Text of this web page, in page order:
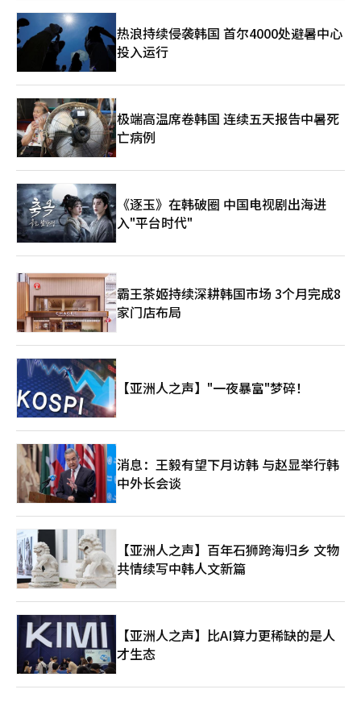
改变以无敌连击为中心的战斗元。 新服务器‘唯一无二’也将开
放。为了让新用户和回归用户能够快速加入核心内容，将提供装备
支持全套和成长指南。同时，还将提供获得最高等级神话装备的机
会。 Netmarble还公开了2026年的更新路线图。第二季度将推出
首个神话 dungeon‘猛毒的花园’、职业变更权的改善以及PvE
内容‘试炼之塔’。第三季度将更新新职业‘龙骑士’，并推出首
个独特等级‘鬼天’装备和新鬼天武器。同时也将进行血风之地的
改善工作。 第四季度将计划推出新职业和服务8周年纪念活动及更
新，并展示《剑灵：革命》的新区域和剧情。 Netmarble在更新
之前正在特设网站进行预约。参与的用户将获得+10强化的闪耀古
代装备全套、100%古代强化成功券、100%古代损坏恢复券和特
别面部装饰图案‘NEXT Vision’。 此次更新在长期服务游戏的技
术性重塑方面具有重要意义。引擎更换是一项开发负担较大的工
作，但在图形质量、内容扩展性和新用户引入方面都可以期待效
果。此外，结合新服务器和成长支持，降低了回归用户的进入门
槛。 未来的关键在于虚幻引擎5转换后的实际游戏优化和新内容的
性、战斗操作感、成长速度等因素也对用户满意度产生重大影响。
Netmarble能否通过此次‘NEXT’更新同时吸引现有用户和新、
回归用户，值得关注。※ 本报道经人工智能（AI）系统翻译与编
辑。
热浪持续侵袭韩国 首尔4000处避暑中心
投入运行
极端高温席卷韩国 连续五天报告中暑死
亡病例
《逐玉》在韩破圈 中国电视剧出海进
入"平台时代"
霸王茶姬持续深耕韩国市场 3个月完成8
家门店布局
【亚洲人之声】"一夜暴富"梦碎！
消息：王毅有望下月访韩 与赵显举行韩
中外长会谈
【亚洲人之声】百年石狮跨海归乡 文物
共情续写中韩人文新篇
【亚洲人之声】比AI算力更稀缺的是人
才生态